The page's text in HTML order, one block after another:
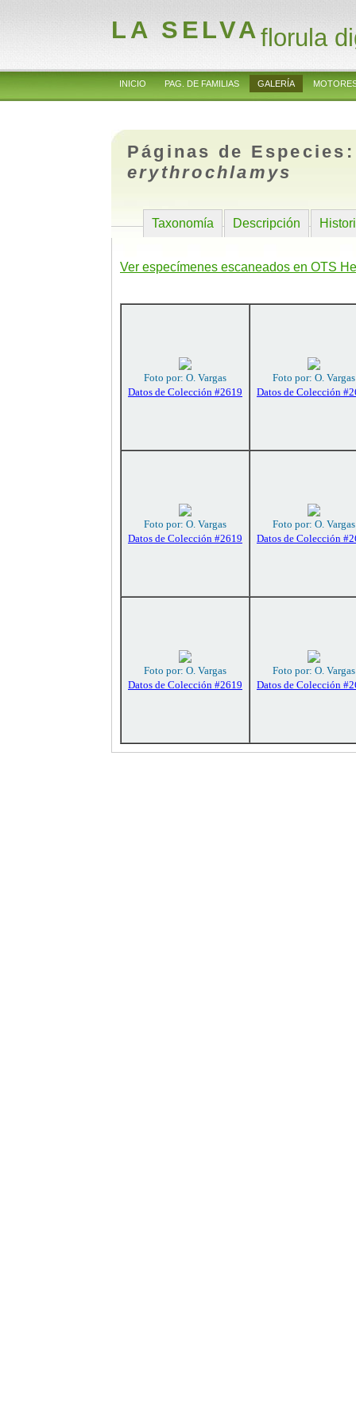
LA SELVAflorula
INICIO PAG. DE FAMILIAS GALERÍA
Páginas de
erythrochlamys
Taxonomía Descripción
Ver especímenes escaneados en OTS
Foto por: O. Vargas
Datos de Colección #2619
Foto por: O. Vargas
Datos de Colección
Foto por: O. Vargas
Datos de Colección #2619
Foto por: O. Vargas
Datos de Colección
Foto por: O. Vargas
Datos de Colección #2619
Foto por: O. Vargas
Datos de Colección